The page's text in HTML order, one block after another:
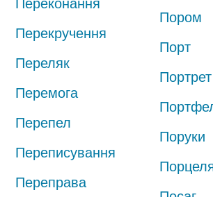
Переконання
Перекручення
Переляк
Перемога
Перепел
Переписування
Переправа
Пором
Порт
Портрет
Поруки